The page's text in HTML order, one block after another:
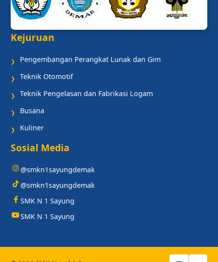
Kejuruan
❯ Pengembangan Perangkat Lunak dan Gim
❯ Teknik Otomotif
❯ Teknik Pengelasan dan Fabrikasi Logam
❯ Busana
❯ Kuliner
Sosial Media
@smkn1sayungdemak
@smkn1sayungdemak
SMK N 1 Sayung
SMK N 1 Sayung